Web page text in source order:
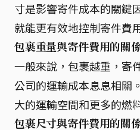
寸是影響寄件成本的關鍵
就能更有效地控制寄件費
包裹重量與寄件費用的關
一般來說，包裹越重，寄
公司的運輸成本息息相關
大的運輸空間和更多的燃
包裹尺寸與寄件費用的關